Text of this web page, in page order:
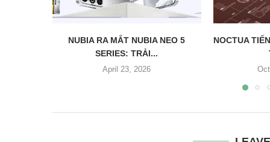
NUBIA RA MẮT NUBIA NEO 5
SERIES: TRẢI...
April 23, 2026
NOCTUA